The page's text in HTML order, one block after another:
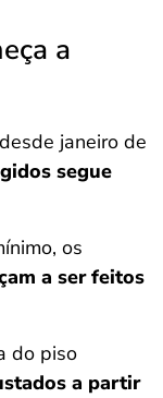
a
janeiro de
segue
os
a ser feitos
do piso
a partir